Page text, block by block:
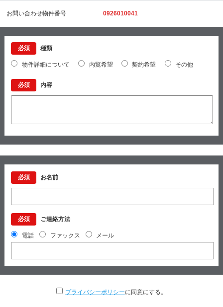
お問い合わせ物件番号 0926010041
必須 種類
物件詳細について 内覧希望 契約希望 その他
必須 内容
必須 お名前
必須 ご連絡方法
電話 ファックス メール
プライバシーポリシーに同意にする。